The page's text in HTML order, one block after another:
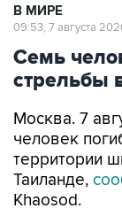
В МИРЕ
09:53, 7 августа
Семь
стрельбы
Москва. 7
человек
территории
Таиланде,
Khaosod.